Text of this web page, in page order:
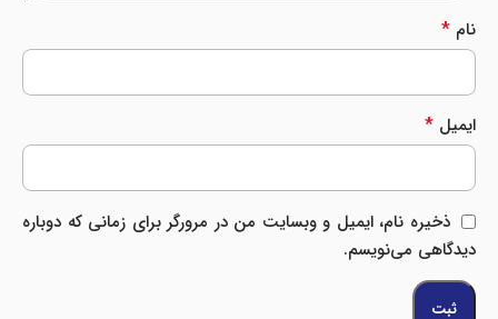
نام *
ایمیل *
ذخیره نام، ایمیل و وبسایت من در مرورگر برای زمانی که دوباره
دیدگاهی می‌نویسم.